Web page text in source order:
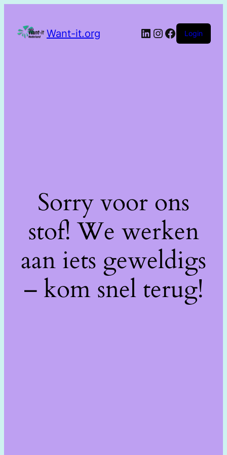
Want-it.org Login
Sorry voor ons
stof! We werken
aan iets geweldigs
– kom snel terug!